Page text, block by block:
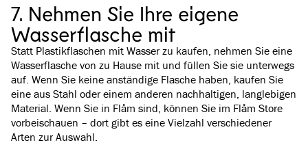
7. Nehmen Sie Ihre eigene
Wasserflasche mit
Statt Plastikflaschen mit Wasser zu kaufen, nehmen Sie eine
Wasserflasche von zu Hause mit und füllen Sie sie unterwegs
auf. Wenn Sie keine anständige Flasche haben, kaufen Sie
eine aus Stahl oder einem anderen nachhaltigen, langlebigen
Material. Wenn Sie in Flåm sind, können Sie im Flåm Store
vorbeischauen – dort gibt es eine Vielzahl verschiedener
Arten zur Auswahl.